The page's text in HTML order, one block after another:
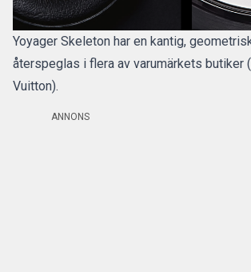
Yoyager Skeleton har en kantig,
återspeglas i flera av varumärkets butiker
Vuitton).
ANNONS